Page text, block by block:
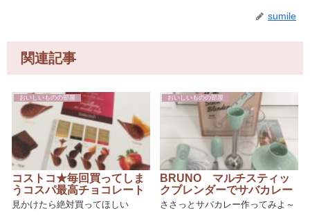
sumile
関連記事
おいしいものの部屋
コストコ★毎回買ってしま
うコスパ最高チョコレート
見かけたら絶対買ってほしい
おいしいものの部屋
BRUNO マルチスティッ
クブレンダーでサバカレー
ささっとサバカレー作ってみよ～